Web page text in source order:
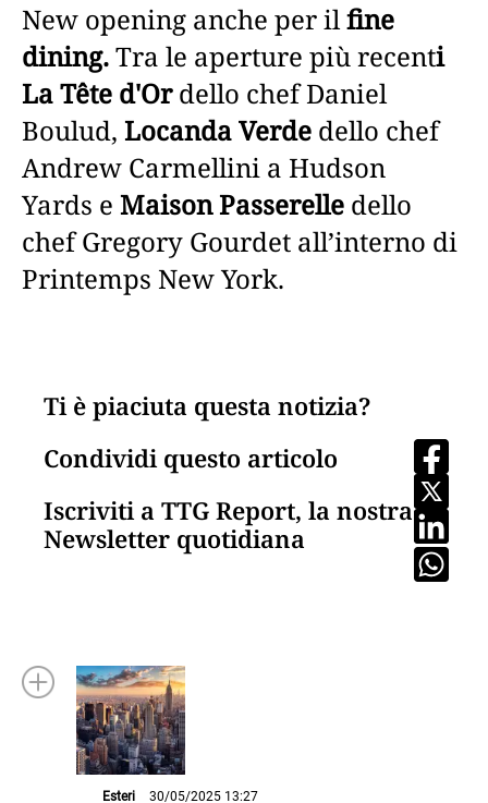
New opening anche per ilfine
dining.Tra le aperture più recenti
La Tête d'Ordello chef Daniel
Boulud, Locanda Verde dello chef
Andrew Carmellini a Hudson
Yards e Maison Passerelle dello
chef Gregory Gourdet all’interno di
Printemps New York.
Ti è piaciuta questa notizia?
Condividi questo articolo
Iscriviti a TTG Report, la nostra
Newsletter quotidiana
Esteri 30/05/2025 13:27